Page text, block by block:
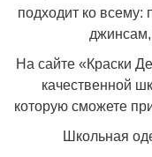
подходит ко всему:
джинсам,
На сайте «Краски
качественной
которую сможете
Школьная